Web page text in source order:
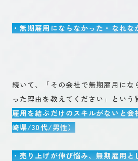
・無期雇用にならなかった・なれな
続いて、「その会社で無期雇用に
った理由を教えてください」という
雇用を結ぶだけのスキルがないと会
崎県/30代/男性）
・売り上げが伸び悩み、無期雇用と